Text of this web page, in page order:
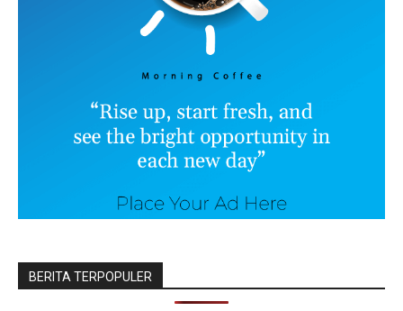
BERITA TERPOPULER